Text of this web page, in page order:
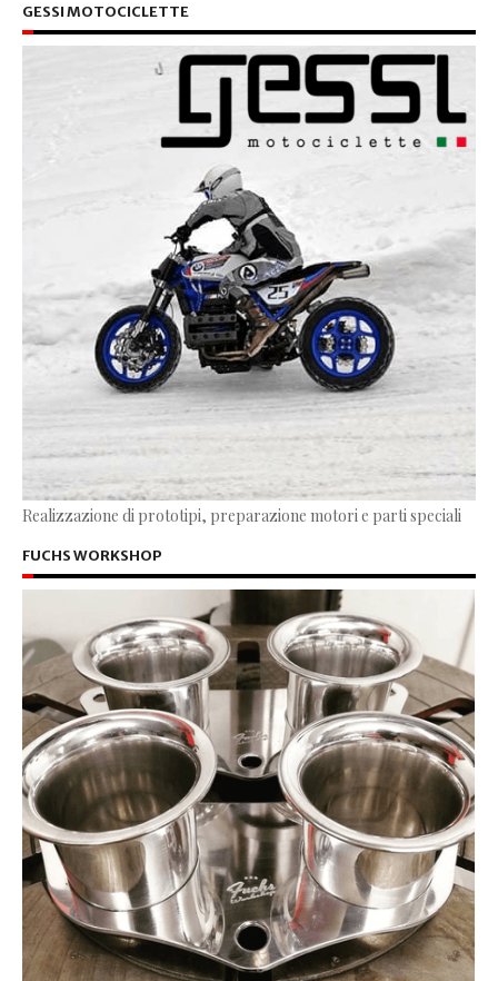
GESSI MOTOCICLETTE
Realizzazione di prototipi, preparazione motori e parti speciali
FUCHS WORKSHOP